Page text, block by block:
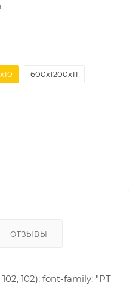
600х1200х11
ОТЗЫВЫ
102); font-family: "PT